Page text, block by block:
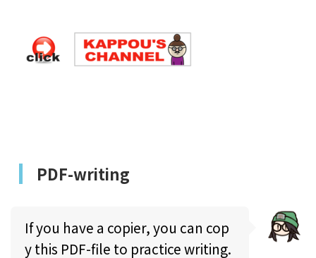
PDF-writing
If you have a copier, you can cop
y this PDF-file to practice writing.